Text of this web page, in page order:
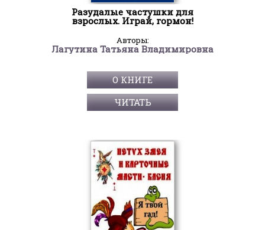
Разудалые частушки для
взрослых. Играй, гормон!
Авторы:
Лагутина Татьяна Владимировна
О КНИГЕ
ЧИТАТЬ